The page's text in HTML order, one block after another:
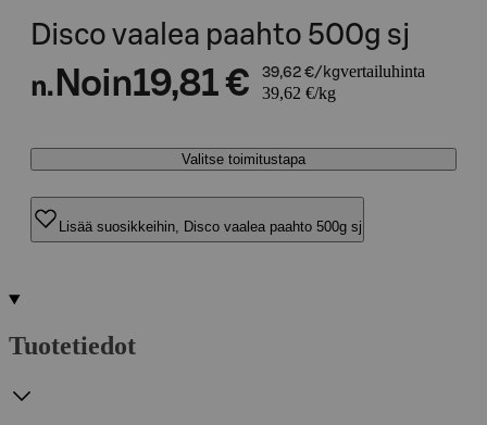
Disco vaalea paahto 500g sj
n. Noin19,81 € 39,62 €/kgvertailuhinta
39,62 €/kg
Valitse toimitustapa
Lisää suosikkeihin, Disco vaalea paahto 500g sj
Tuotetiedot